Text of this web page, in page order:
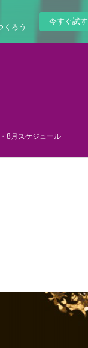
くろう
今すぐ試す
8月スケジュール